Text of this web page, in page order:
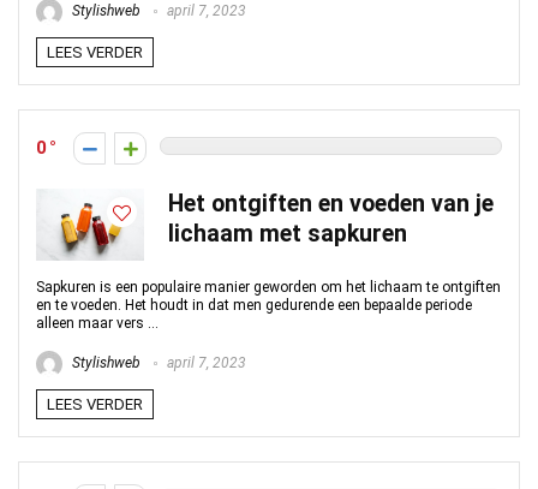
Stylishweb april 7, 2023
LEES VERDER
0
Het ontgiften en voeden van je
lichaam met sapkuren
Sapkuren is een populaire manier geworden om het lichaam te ontgiften
en te voeden. Het houdt in dat men gedurende een bepaalde periode
alleen maar vers ...
Stylishweb april 7, 2023
LEES VERDER